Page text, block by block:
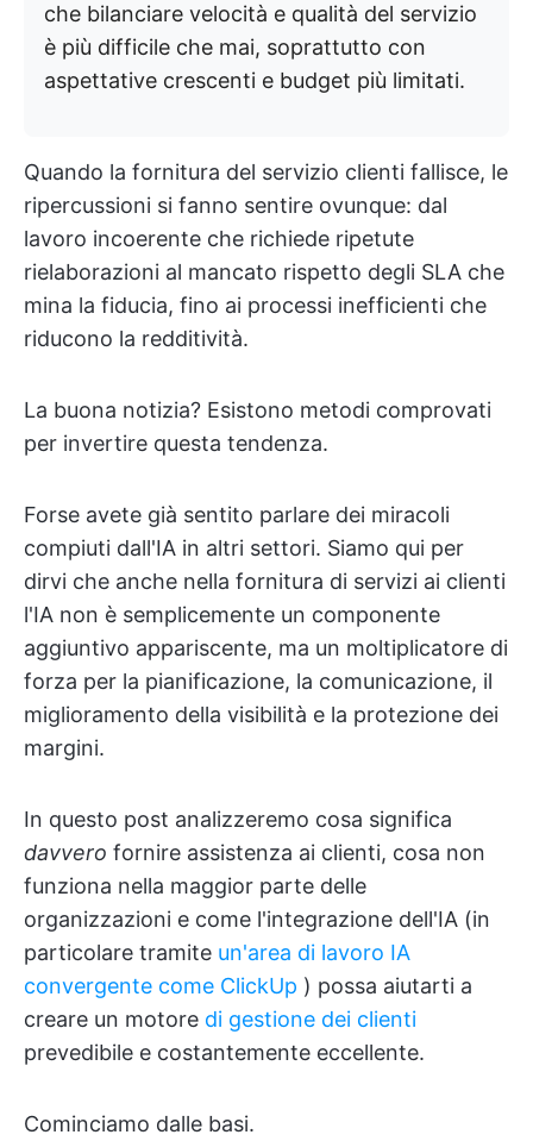
che bilanciare velocità e qualità del servizio
è più difficile che mai, soprattutto con
aspettative crescenti e budget più limitati.
Quando la fornitura del servizio clienti fallisce, le
ripercussioni si fanno sentire ovunque: dal
lavoro incoerente che richiede ripetute
rielaborazioni al mancato rispetto degli SLA che
mina la fiducia, fino ai processi inefficienti che
riducono la redditività.
La buona notizia? Esistono metodi comprovati
per invertire questa tendenza.
Forse avete già sentito parlare dei miracoli
compiuti dall'IA in altri settori. Siamo qui per
dirvi che anche nella fornitura di servizi ai clienti
l'IA non è semplicemente un componente
aggiuntivo appariscente, ma un moltiplicatore di
forza per la pianificazione, la comunicazione, il
miglioramento della visibilità e la protezione dei
margini.
In questo post analizzeremo cosa significa
davvero fornire assistenza ai clienti, cosa non
funziona nella maggior parte delle
organizzazioni e come l'integrazione dell'IA (in
particolare tramite un'area di lavoro IA
convergente come ClickUp ) possa aiutarti a
creare un motore di gestione dei clienti
prevedibile e costantemente eccellente.
Cominciamo dalle basi.